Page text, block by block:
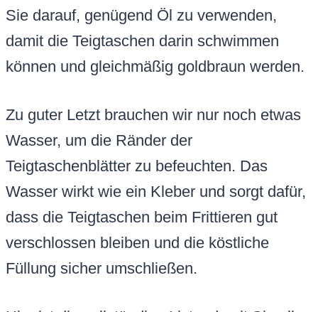
Sie darauf, genügend Öl zu verwenden,
damit die Teigtaschen darin schwimmen
können und gleichmäßig goldbraun werden.
Zu guter Letzt brauchen wir nur noch etwas
Wasser, um die Ränder der
Teigtaschenblätter zu befeuchten. Das
Wasser wirkt wie ein Kleber und sorgt dafür,
dass die Teigtaschen beim Frittieren gut
verschlossen bleiben und die köstliche
Füllung sicher umschließen.